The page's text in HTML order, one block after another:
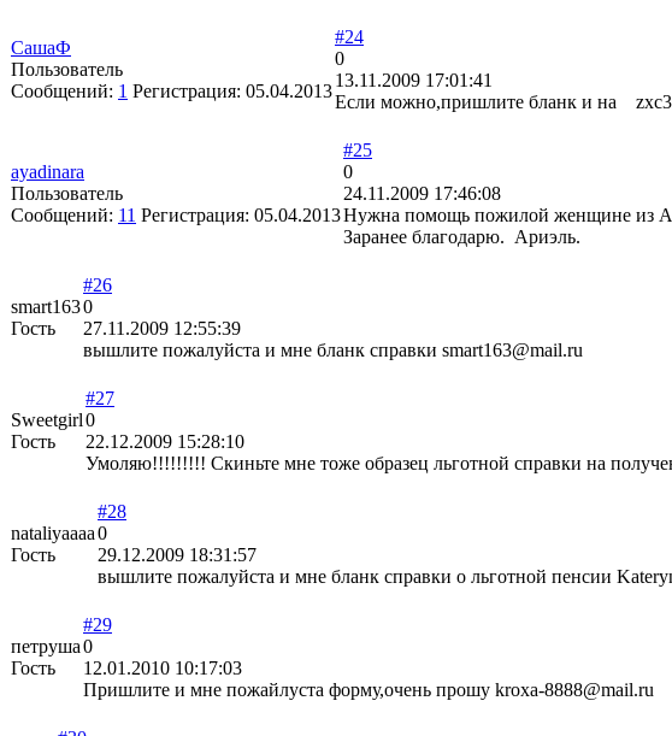
СашаФ
Пользователь
Сообщений: 1 Регистрация: 05.04.2013
#24
0
13.11.2009 17:01:41
Если можно,пришлите бланк и на
ayadinara
Пользователь
Сообщений: 11 Регистрация: 05.04.2013
#25
0
24.11.2009 17:46:08
Нужна помощь пожилой женщине из
Заранее благодарю. Ариэль.
smart163
Гость
#26
0
27.11.2009 12:55:39
вышлите пожалуйста и мне бланк справки smart163@mail.ru
Sweetgirl
Гость
#27
0
22.12.2009 15:28:10
Умоляю!!!!!!!!! Скиньте мне тоже образец льготной справки на
nataliyaaaa
Гость
#28
0
29.12.2009 18:31:57
вышлите пожалуйста и мне бланк справки о льготной пенсии
петруша
Гость
#29
0
12.01.2010 10:17:03
Пришлите и мне пожайлуста форму,очень прошу kroxa-8888@mail.ru